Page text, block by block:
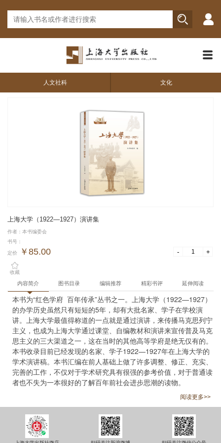
人文社科 文化
上海大学（1922—1927）演讲集
作者：本书编委会
书号：
定价 ￥85.00 - +
收藏
内容简介 图书目录 编辑推荐 精彩书评 延伸阅读
本书为“红色学府  百年传承”丛书之一。上海大学（1922—1927）
的办学历史虽然只有短短的5年，却有大批名家、学子在学校演
讲。上海大学最值得称道的一点就是通过演讲，来传播马克思列宁
主义，也成为上海大学通过课堂、自编教材和演讲来宣传普及马克
思主义的三大渠道之一，这在当时的其他高等学府是绝无仅有的。
本书收录目前已经发现的名家、学子1922—1927年在上海大学的
学术演讲稿。本书汇编在前人基础上做了许多调整、修正、充实、
完善的工作，不仅对于学术研究具有很强的参考价值，对于普通读
者也不失为一本很好的了解百年前社会进步思潮的读物。
阅读更多>>